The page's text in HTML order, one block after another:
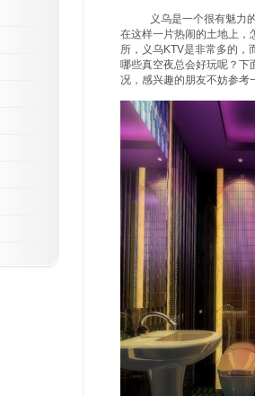
义乌是一个很有魅力的地
在这样一片热闹的土地上，
所，义乌KTV是非常多的，
哪些真空夜总会好玩呢？
况，感兴趣的朋友不妨参考